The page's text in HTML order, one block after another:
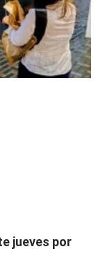
jueves por